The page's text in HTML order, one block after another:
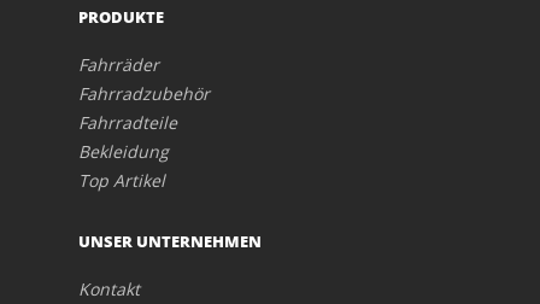
PRODUKTE
Fahrräder
Fahrradzubehör
Fahrradteile
Bekleidung
Top Artikel
UNSER UNTERNEHMEN
Kontakt